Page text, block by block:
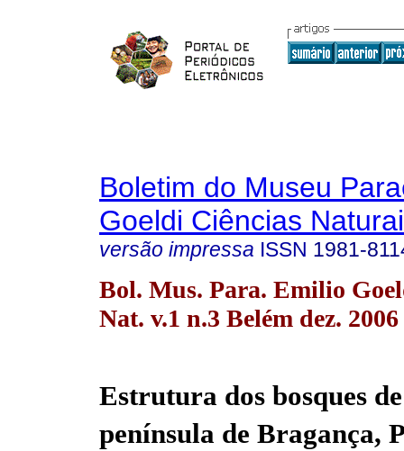
Boletim do Museu
Goeldi Ciências
versão impressa ISSN 1981-
Bol. Mus. Para. Emilio
Nat. v.1 n.3 Belém dez. 2006
Estrutura dos bosques
península de Bragança,